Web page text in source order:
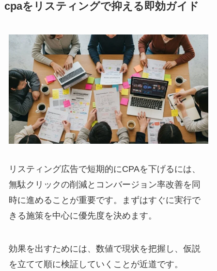
cpaをリスティングで抑える即効ガイド
リスティング広告で短期的にCPAを下げるには、
無駄クリックの削減とコンバージョン率改善を同
時に進めることが重要です。まずはすぐに実行で
きる施策を中心に優先度を決めます。
効果を出すためには、数値で現状を把握し、仮説
を立てて順に検証していくことが近道です。